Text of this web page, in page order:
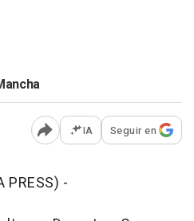
Abrir opciones para
IA Seguir en
PRESS) -